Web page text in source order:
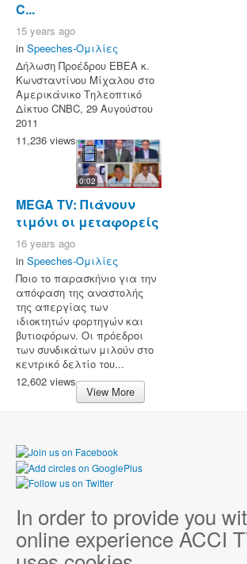
C...
15 years ago
in Speeches-Ομιλίες
Δήλωση Προέδρου ΕΒΕΑ κ.
Κωνσταντίνου Μίχαλου στο
Αμερικάνικο Τηλεοπτικό
Δίκτυο CNBC, 29 Αυγούστου
2011
11,236 views
0:02
MEGA TV: Πιάνουν
τιμόνι οι μεταφορείς
16 years ago
in Speeches-Ομιλίες
Ποιο το παρασκήνιο για την
απόφαση της αναστολής
της απεργίας των
ιδιοκτητών φορτηγών και
βυτιοφόρων. Οι πρόεδροι
των συνδικάτων μιλούν στο
κεντρικό δελτίο του...
12,602 views
View More
In order to provide you
online experience ACCI